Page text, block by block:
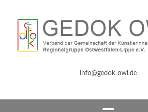
info@gedok-owl.de